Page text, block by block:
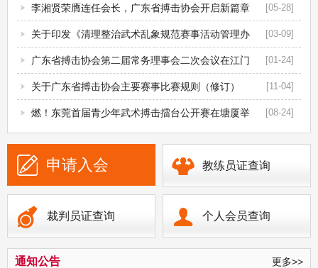
三次会员... [05-28]
李湘贤荣膺连任会长，广东省搏击协会开启新篇章
[03-09]
关于印发《清理整治武术乱象规范赛事活动管理办
法》的函... [01-24]
广东省搏击协会第二届常务理事会二次会议在江门
举行 [11-04]
关于广东省搏击协会主要赛事比赛规则（修订）
[08-24]
燃！东莞首届青少年武术搏击擂台公开赛在塘厦举
申请入会 教练员证查询
裁判员证查询 个人会员查询
更多>>
通知公告